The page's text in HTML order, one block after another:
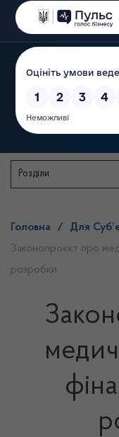
Розділи
Головна / Для
Законопроєкт про
розробки